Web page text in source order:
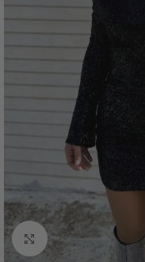
Clic para ampliar